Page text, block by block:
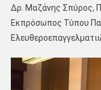
Δρ. Μαζάνης Σπύρος,
Εκπρόσωπος Τύπου